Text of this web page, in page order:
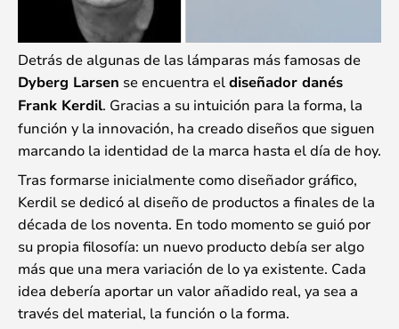
Detrás de algunas de las lámparas más famosas de
Dyberg Larsen se encuentra el diseñador danés
Frank Kerdil. Gracias a su intuición para la forma, la
función y la innovación, ha creado diseños que siguen
marcando la identidad de la marca hasta el día de hoy.
Tras formarse inicialmente como diseñador gráfico,
Kerdil se dedicó al diseño de productos a finales de la
década de los noventa. En todo momento se guió por
su propia filosofía: un nuevo producto debía ser algo
más que una mera variación de lo ya existente. Cada
idea debería aportar un valor añadido real, ya sea a
través del material, la función o la forma.